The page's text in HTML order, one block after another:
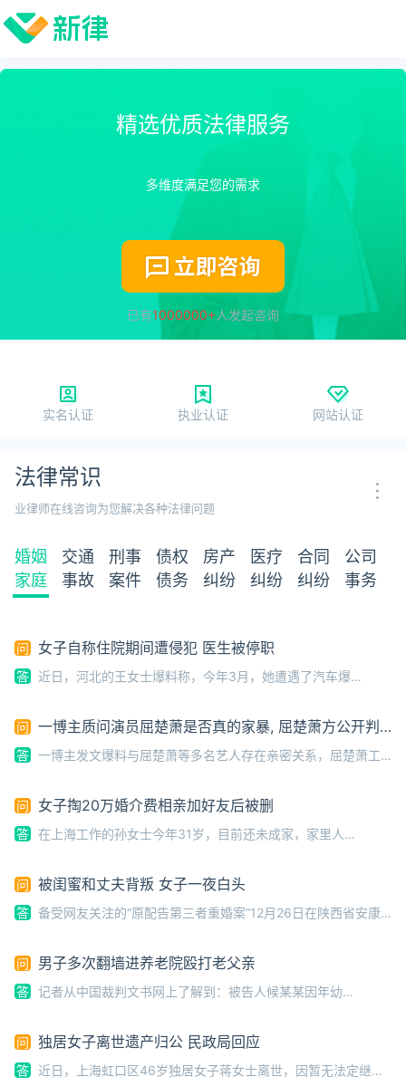
精选优质法律服务
多维度满足您的需求
已有1000000+人发起咨询
实名认证 执业认证 网站认证
法律常识
业律师在线咨询为您解决各种法律问题
婚姻
家庭
交通
事故
刑事
案件
债权
债务
房产
纠纷
医疗
纠纷
合同
纠纷
公司
事务
问 女子自称住院期间遭侵犯 医生被停职
答 近日，河北的王女士爆料称，今年3月，她遭遇了汽车爆
“遭到侵犯”。为“固定证据”，王女士称
问
一博主质问演员屈楚萧是否真的家暴, 屈楚萧方公开判
决书否认
答 一博主发文爆料与屈楚萧等多名艺人存在亲密关系，屈楚萧工
萧“是不是真的家暴？是
问 女子掏20万婚介费相亲加好友后被删
答 在上海工作的孙女士今年31岁，目前还未成家，家里人为
“优质男”。线下见面后，在该婚介机构工
问 被闺蜜和丈夫背叛 女子一夜白头
答 备受网友关注的“原配告第三者重婚案”12月26日在陕西省安康
居，甚至迫使儿子认第
问 男子多次翻墙进养老院殴打老父亲
答 记者从中国裁判文书网上了解到：被告人候某某因年幼时
侯某某3将父亲送至当地养老院;2024
问 独居女子离世遗产归公 民政局回应
答 近日，上海虹口区46岁独居女子蒋女士离世，因暂无法定继承